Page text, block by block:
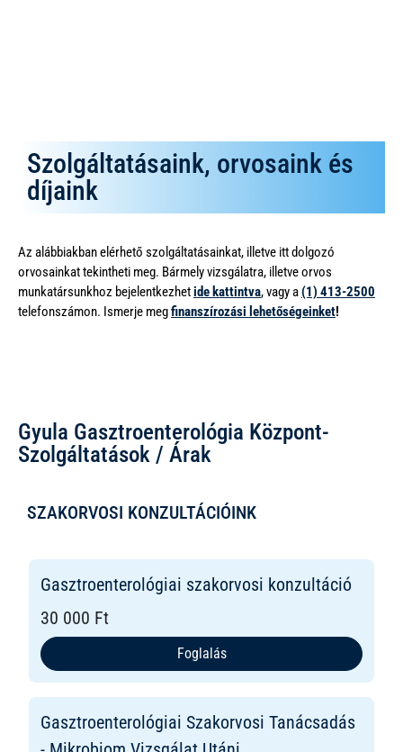
Szolgáltatásaink, orvosaink és
díjaink
Az alábbiakban elérhető szolgáltatásainkat, illetve itt dolgozó
orvosainkat tekintheti meg. Bármely vizsgálatra, illetve orvos
munkatársunkhoz bejelentkezhetide kattintva, vagy a(1) 413-2500
telefonszámon. Ismerje megfinanszírozási lehetőségeinket!
Gyula Gasztroenterológia Központ-
Szolgáltatások / Árak
SZAKORVOSI KONZULTÁCIÓINK
Gasztroenterológiai szakorvosi konzultáció
30 000 Ft
Foglalás
Gasztroenterológiai Szakorvosi Tanácsadás